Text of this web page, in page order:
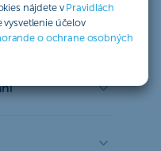
nájdete vPravidlách
vysvetlenie účelov
o ochrane osobných